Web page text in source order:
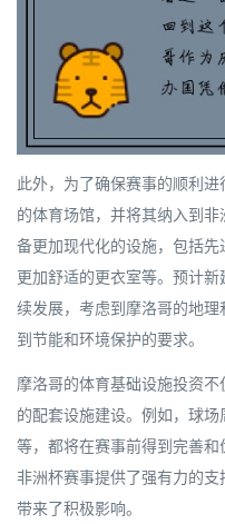
此外，为了确保赛事的顺利
的体育场馆，并将其纳入到
备更加现代化的设施，包括先
更加舒适的更衣室等。预计
续发展，考虑到摩洛哥的地
到节能和环境保护的要求。
摩洛哥的体育基础设施投资
的配套设施建设。例如，球
等，都将在赛事前得到完善
非洲杯赛事提供了强有力的
带来了积极影响。